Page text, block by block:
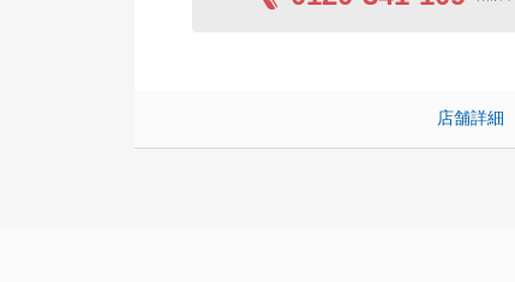
店舗詳細